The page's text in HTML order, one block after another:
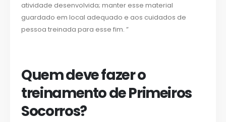
atividade desenvolvida; manter esse material
guardado em local adequado e aos cuidados de
pessoa treinada para esse fim. ”
Quem deve fazer o
treinamento de Primeiros
Socorros?